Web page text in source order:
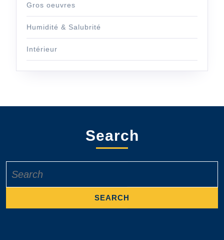
Gros oeuvres
Humidité & Salubrité
Intérieur
Search
for: